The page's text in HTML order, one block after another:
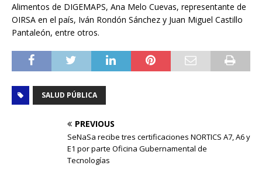
Alimentos de DIGEMAPS, Ana Melo Cuevas, representante de
OIRSA en el país, Iván Rondón Sánchez y Juan Miguel Castillo
Pantaleón, entre otros.
SALUD PÚBLICA
PREVIOUS
SeNaSa recibe tres certificaciones NORTICS A7, A6 y
E1 por parte Oficina Gubernamental de
Tecnologías